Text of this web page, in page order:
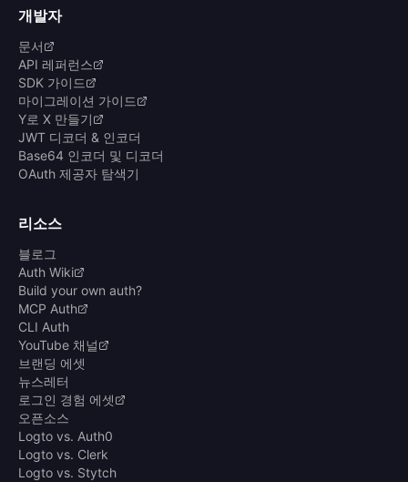
개발자
문서
API 레퍼런스
SDK 가이드
마이그레이션 가이드
Y로 X 만들기
JWT 디코더 & 인코더
Base64 인코더 및 디코더
OAuth 제공자 탐색기
리소스
블로그
Auth Wiki
Build your own auth?
MCP Auth
CLI Auth
YouTube 채널
브랜딩 에셋
뉴스레터
로그인 경험 에셋
오픈소스
Logto vs. Auth0
Logto vs. Clerk
Logto vs. Stytch